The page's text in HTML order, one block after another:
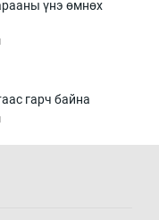
үнэ өмнөх
гарч байна